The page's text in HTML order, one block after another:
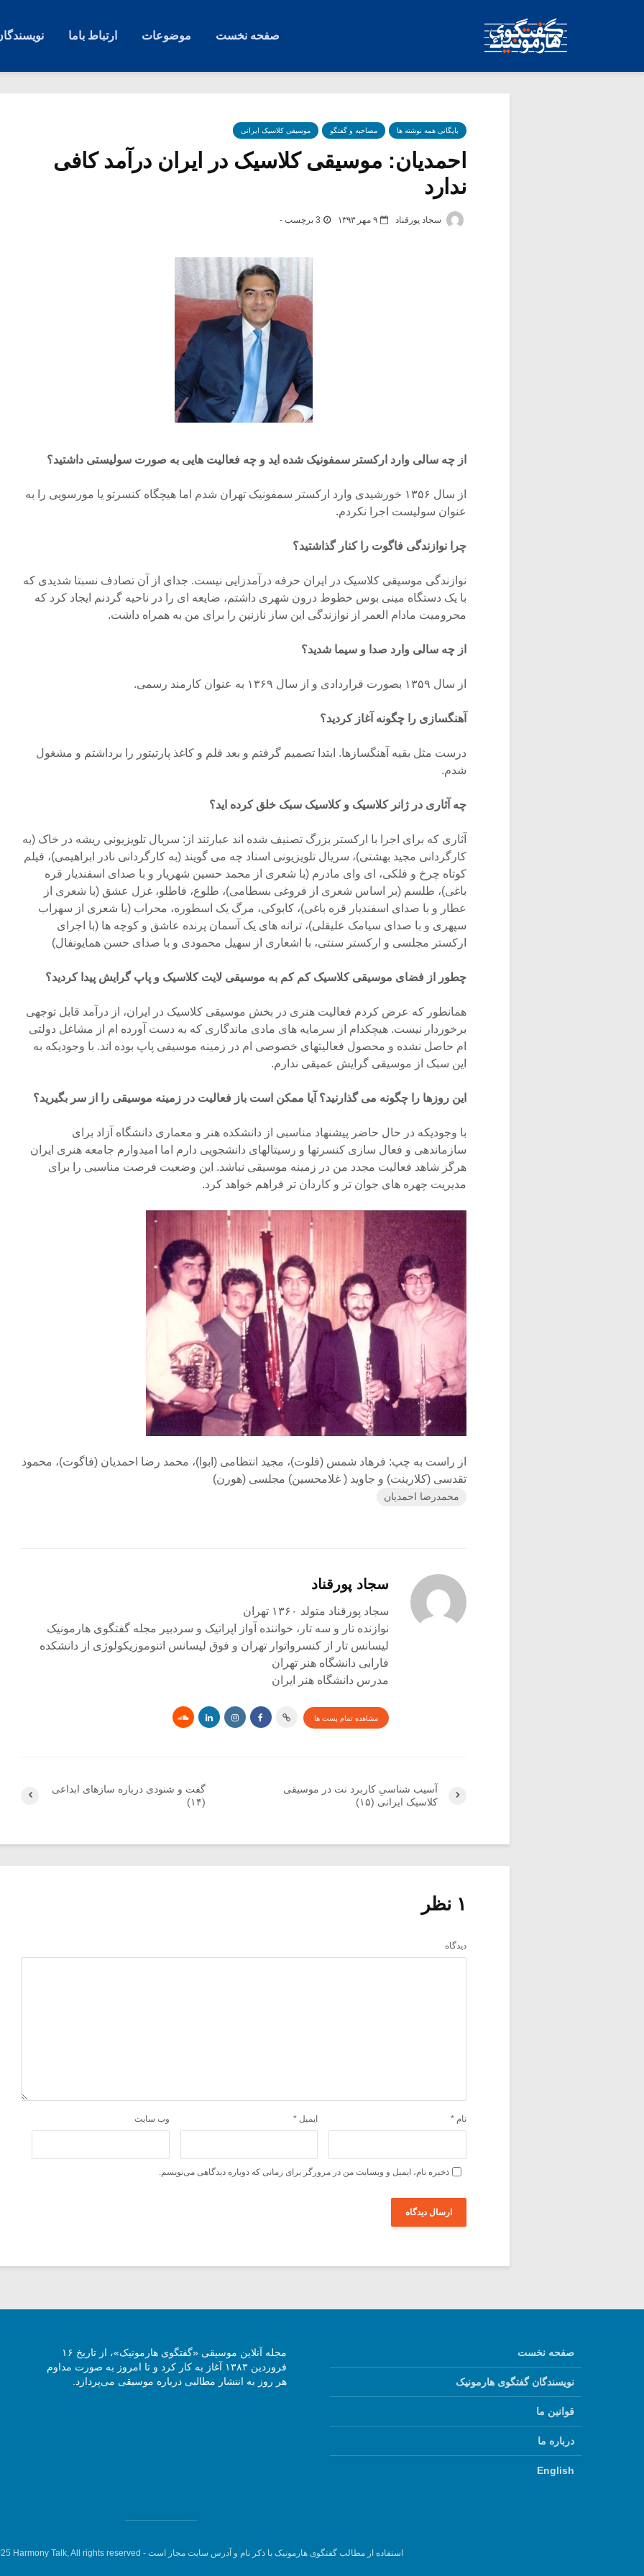
صفحه نخست موضوعات ارتباط باما
بایگانی همه نوشته ها مصاحبه و گفتگو موسیقی کلاسیک ایرانی
احمدیان: موسیقی کلاسیک در ایران درآمد کافی
ندارد
سجاد پورقناد ۹ مهر ۱۳۹۳ 3 برچسب -
از چه سالی وارد ارکستر سمفونیک شده اید و چه فعالیت هایی به صورت سولیستی داشتید؟
از سال ۱۳۵۶ خورشیدی وارد ارکستر سمفونیک تهران شدم اما هیچگاه کنسرتو یا مورسویی را به
عنوان سولیست اجرا نکردم.
چرا نوازندگی فاگوت را کنار گذاشتید؟
نوازندگی موسیقی کلاسیک در ایران حرفه درآمدزایی نیست. جدای از آن تصادف نسبتا شدیدی که
با یک دستگاه مینی بوس خطوط درون شهری داشتم، ضایعه ای را در ناحیه گردنم ایجاد کرد که
محرومیت مادام العمر از نوازندگی این ساز نازنین را برای من به همراه داشت.
از چه سالی وارد صدا و سیما شدید؟
از سال ۱۳۵۹ بصورت قراردادی و از سال ۱۳۶۹ به عنوان کارمند رسمی.
آهنگسازی را چگونه آغاز کردید؟
درست مثل بقیه آهنگسازها. ابتدا تصمیم گرفتم و بعد قلم و کاغذ پارتیتور را برداشتم و مشغول
شدم.
چه آثاری در ژانر کلاسیک و کلاسیک سبک خلق کرده اید؟
آثاری که برای اجرا با ارکستر بزرگ تصنیف شده اند عبارتند از: سریال تلویزیونی ریشه در خاک (به
کارگردانی مجید بهشتی)، سریال تلویزیونی اسناد چه می گویند (به کارگردانی نادر ابراهیمی)، فیلم
کوتاه چرخ و فلکی، ای وای مادرم (با شعری از محمد حسین شهریار و با صدای اسفندیار قره
باغی)، طلسم (بر اساس شعری از فروغی بسطامی)، طلوع، فاطلو، غزل عشق (با شعری از
عطار و با صدای اسفندیار قره باغی)، کابوکی، مرگ یک اسطوره، محراب (با شعری از سهراب
سپهری و با صدای سیامک علیقلی)، ترانه های یک آسمان پرنده عاشق و کوچه ها (با اجرای
ارکستر مجلسی و ارکستر سنتی، با اشعاری از سهیل محمودی و با صدای حسن همایونفال)
چطور از فضای موسیقی کلاسیک کم کم به موسیقی لایت کلاسیک و پاپ گرایش پیدا کردید؟
همانطور که عرض کردم فعالیت هنری در بخش موسیقی کلاسیک در ایران، از درآمد قابل توجهی
برخوردار نیست. هیچکدام از سرمایه های مادی ماندگاری که به دست آورده ام از مشاغل دولتی
ام حاصل نشده و محصول فعالیتهای خصوصی ام در زمینه موسیقی پاپ بوده اند. با وجودیکه به
این سبک از موسیقی گرایش عمیقی ندارم.
این روزها را چگونه می گذارنید؟ آیا ممکن است باز فعالیت در زمینه موسیقی را از سر بگیرید؟
با وجودیکه در حال حاضر پیشنهاد مناسبی از دانشکده هنر و معماری دانشگاه آزاد برای
سازماندهی و فعال سازی کنسرتها و رسیتالهای دانشجویی دارم اما امیدوارم جامعه هنری ایران
هرگز شاهد فعالیت مجدد من در زمینه موسیقی نباشد. این وضعیت فرصت مناسبی را برای
مدیریت چهره های جوان تر و کاردان تر فراهم خواهد کرد.
از راست به چپ: فرهاد شمس (فلوت)، مجید انتظامی (ابوا)، محمد رضا احمدیان (فاگوت)، محمود
تقدسی (کلارینت) و جاوید ( غلامحسین) مجلسی (هورن)
محمدرضا احمدیان
سجاد پورقناد
سجاد پورقناد متولد ۱۳۶۰ تهران
نوازنده تار و سه تار، خواننده آواز اپراتیک و سردبیر مجله گفتگوی هارمونیک
لیسانس تار از کنسرواتوار تهران و فوق لیسانس اتنوموزیکولوژی از دانشکده
فارابی دانشگاه هنر تهران
مدرس دانشگاه هنر ایران
مشاهده تمام پست ها
گفت و شنودی درباره سازهای ابداعی
(۱۴)
آسیب شناسیِ کاربرد نت در موسیقی
کلاسیک ایرانی (۱۵)
۱ نظر
دیدگاه
نام * ایمیل * وب‌ سایت
ذخیره نام، ایمیل و وبسایت من در مرورگر برای زمانی که دوباره دیدگاهی می‌نویسم.
صفحه نخست
نویسندگان گفتگوی هارمونیک
قوانین ما
درباره ما
English
مجله آنلاین موسیقی «گفتگوی هارمونیک»، از تاریخ ۱۶
فروردین ۱۳۸۳ آغاز به کار کرد و تا امروز به صورت مداوم
هر روز به انتشار مطالبی درباره موسیقی می‌پردازد.
استفاده از مطالب گفتگوی هارمونیک با ذکر نام و آدرس سایت مجاز است - Harmony Talk, All rights reserved.